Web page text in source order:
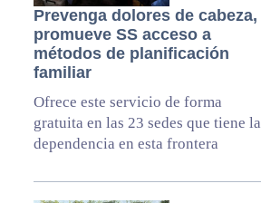
Prevenga dolores de cabeza,
promueve SS acceso a
métodos de planificación
familiar
Ofrece este servicio de forma
gratuita en las 23 sedes que tiene la
dependencia en esta frontera